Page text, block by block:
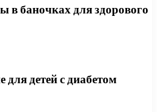
в баночках для здорового
детей с диабетом